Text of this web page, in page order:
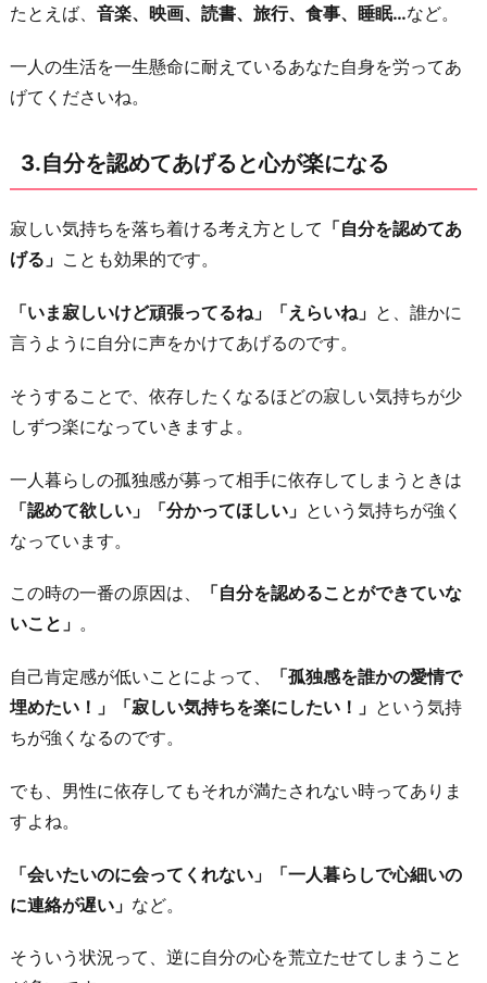
む
心
を
ち
け
る
法
の
葉
「大
丈
夫」
わ
り
たとえば、 音楽、映画、読書、旅行、食事、睡眠…など。
一人の生活を一生懸命に耐えているあなた自身を労ってあ
げてくださいね。
3.自分を認めてあげると心が楽になる
寂しい気持ちを落ち着ける考え方として 「自分を認めてあ
げる」 ことも効果的です。
「いま寂しいけど頑張ってるね」「えらいね」 と、誰かに
言うように自分に声をかけてあげるのです。
そうすることで、依存したくなるほどの寂しい気持ちが少
しずつ楽になっていきますよ。
一人暮らしの孤独感が募って相手に依存してしまうときは
「認めて欲しい」「分かってほしい」 という気持ちが強く
なっています。
この時の一番の原因は、
「自分を認めることができていな
いこと」 。
自己肯定感が低いことによって、
「孤独感を誰かの愛情で
埋めたい！」「寂しい気持ちを楽にしたい！」 という気持
ちが強くなるのです。
でも、男性に依存してもそれが満たされない時ってありま
すよね。
「会いたいのに会ってくれない」「一人暮らしで心細いの
に連絡が遅い」 など。
そういう状況って、逆に自分の心を荒立たせてしまうこと